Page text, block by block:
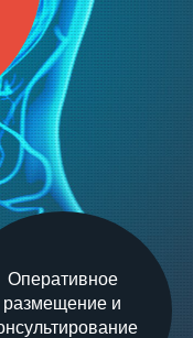
Оперативное
размещение и